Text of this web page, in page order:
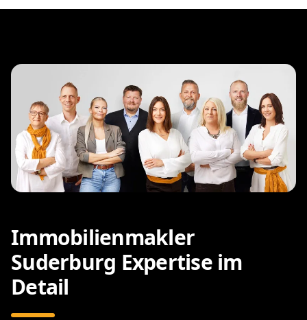
Immobilienmakler
Suderburg Expertise im
Detail